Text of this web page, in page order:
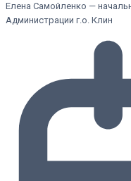
Елена Самойленко —
Администрации г.о. Клин